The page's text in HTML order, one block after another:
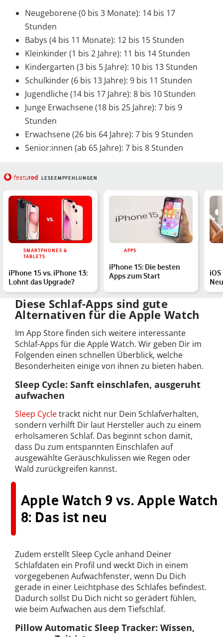
Neugeborene (0 bis 3 Monate): 14 bis 17
Stunden
Babys (4 bis 11 Monate): 12 bis 15 Stunden
Kleinkinder (1 bis 2 Jahre): 11 bis 14 Stunden
Kindergarten (3 bis 5 Jahre): 10 bis 13 Stunden
Schulkinder (6 bis 13 Jahre): 9 bis 11 Stunden
Jugendliche (14 bis 17 Jahre): 8 bis 10 Stunden
Junge Erwachsene (18 bis 25 Jahre): 7 bis 9
Stunden
Erwachsene (26 bis 64 Jahre): 7 bis 9 Stunden
Senior:innen (ab 65 Jahre): 7 bis 8 Stunden
featured LESEEMPFEHLUNGEN
SMARTPHONES &
TABLETS
iPhone 15 vs. iPhone 13:
Lohnt das Upgrade?
APPS
iPhone 15: Die besten
Apps zum Start
iOS
Diese Schlaf-Apps sind gute
Alternativen für die Apple Watch
Im App Store finden sich weitere interessante
Schlaf-Apps für die Apple Watch. Wir geben Dir im
Folgenden einen schnellen Überblick, welche
Besonderheiten einige von ihnen zu bieten haben.
Sleep Cycle: Sanft einschlafen, ausgeruht
aufwachen
Sleep Cycletrackt nicht nur Dein Schlafverhalten,
sondern verhilft Dir laut Hersteller auch zu einem
erholsameren Schlaf. Das beginnt schon damit,
dass Du zum entspannten Einschlafen auf
ausgewählte Geräuschkulissen wie Regen oder
Wald zurückgreifen kannst.
Apple Watch 9 vs. Apple Watch
8: Das ist neu
Zudem erstellt Sleep Cycle anhand Deiner
Schlafdaten ein Profil und weckt Dich in einem
vorgegebenen Aufwachfenster, wenn Du Dich
gerade in einer Leichtphase des Schlafes befindest.
Dadurch sollst Du Dich nicht so gerädert fühlen,
wie beim Aufwachen aus dem Tiefschlaf.
Pillow Automatic Sleep Tracker: Wissen,